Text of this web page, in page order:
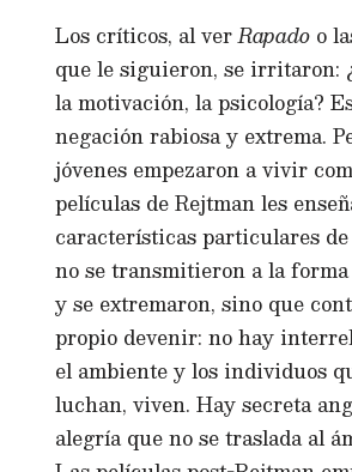
Los críticos, al verRapado o
que le siguieron, se irritaron:
la motivación, la psicología?
negación rabiosa y extrema.
jóvenes empezaron a vivir
películas de Rejtman les
características particulares
no se transmitieron a la forma
y se extremaron, sino que
propio devenir: no hay
el ambiente y los individuos
luchan, viven. Hay secreta
alegría que no se traslada al